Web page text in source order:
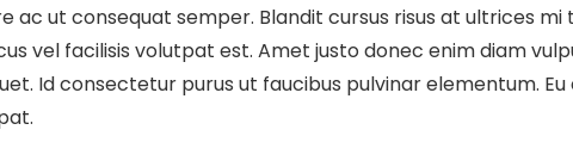
ac ut consequat semper. Blandit cursus risus at ultrices mi
vel facilisis volutpat est. Amet justo donec enim diam
Id consectetur purus ut faucibus pulvinar elementum.